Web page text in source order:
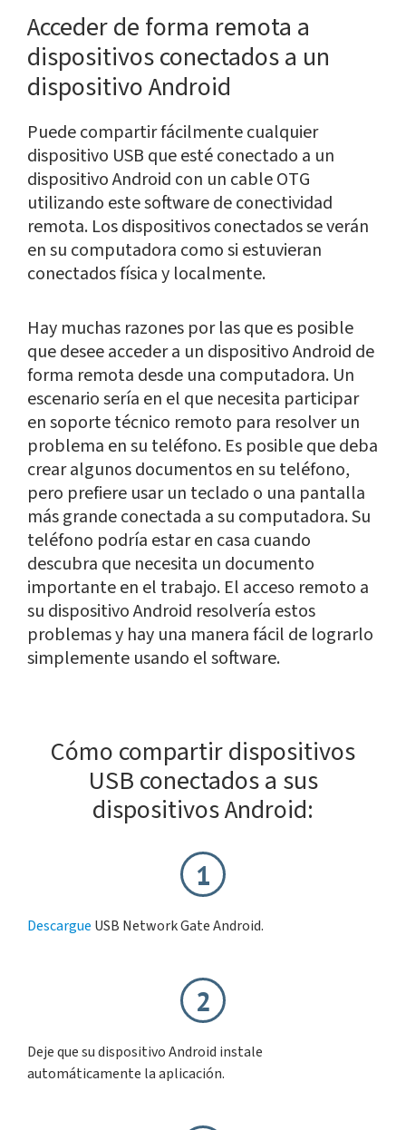
Acceder de forma remota a
dispositivos conectados a un
dispositivo Android
Puede compartir fácilmente cualquier
dispositivo USB que esté conectado a un
dispositivo Android con un cable OTG
utilizando este software de conectividad
remota. Los dispositivos conectados se verán
en su computadora como si estuvieran
conectados física y localmente.
Hay muchas razones por las que es posible
que desee acceder a un dispositivo Android de
forma remota desde una computadora. Un
escenario sería en el que necesita participar
en soporte técnico remoto para resolver un
problema en su teléfono. Es posible que deba
crear algunos documentos en su teléfono,
pero prefiere usar un teclado o una pantalla
más grande conectada a su computadora. Su
teléfono podría estar en casa cuando
descubra que necesita un documento
importante en el trabajo. El acceso remoto a
su dispositivo Android resolvería estos
problemas y hay una manera fácil de lograrlo
simplemente usando el software.
Cómo compartir dispositivos
USB conectados a sus
dispositivos Android:
1
Descargue USB Network Gate Android.
2
Deje que su dispositivo Android instale
automáticamente la aplicación.